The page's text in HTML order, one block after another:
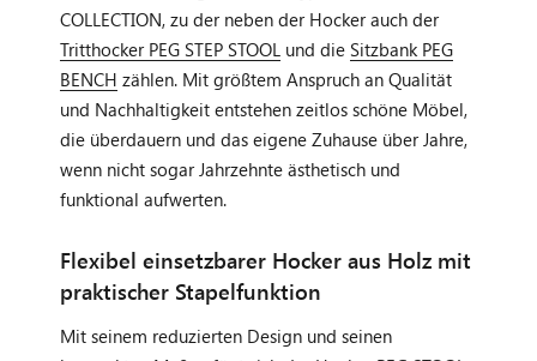
COLLECTION, zu der neben der Hocker auch der
Tritthocker PEG STEP STOOL und die Sitzbank PEG
BENCH zählen. Mit größtem Anspruch an Qualität
und Nachhaltigkeit entstehen zeitlos schöne Möbel,
die überdauern und das eigene Zuhause über Jahre,
wenn nicht sogar Jahrzehnte ästhetisch und
funktional aufwerten.
Flexibel einsetzbarer Hocker aus Holz mit
praktischer Stapelfunktion
Mit seinem reduzierten Design und seinen